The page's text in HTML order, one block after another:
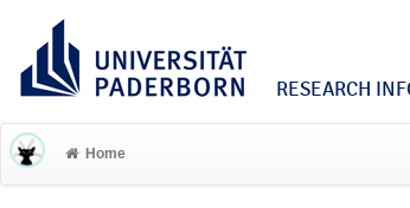
RESEARCH
Home